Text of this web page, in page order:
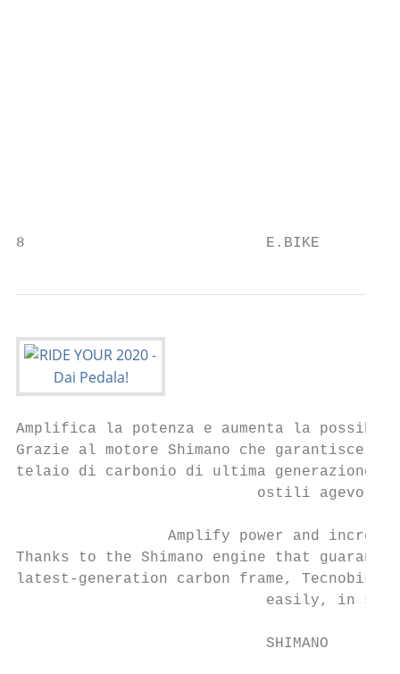
Amplifica la potenza e aumenta la
Grazie al motore Shimano che garantisce
telaio di carbonio di ultima generazione,
ostili
Amplify power and
Thanks to the Shimano engine that
latest-generation carbon frame,
easily, in
                            SHIMANO